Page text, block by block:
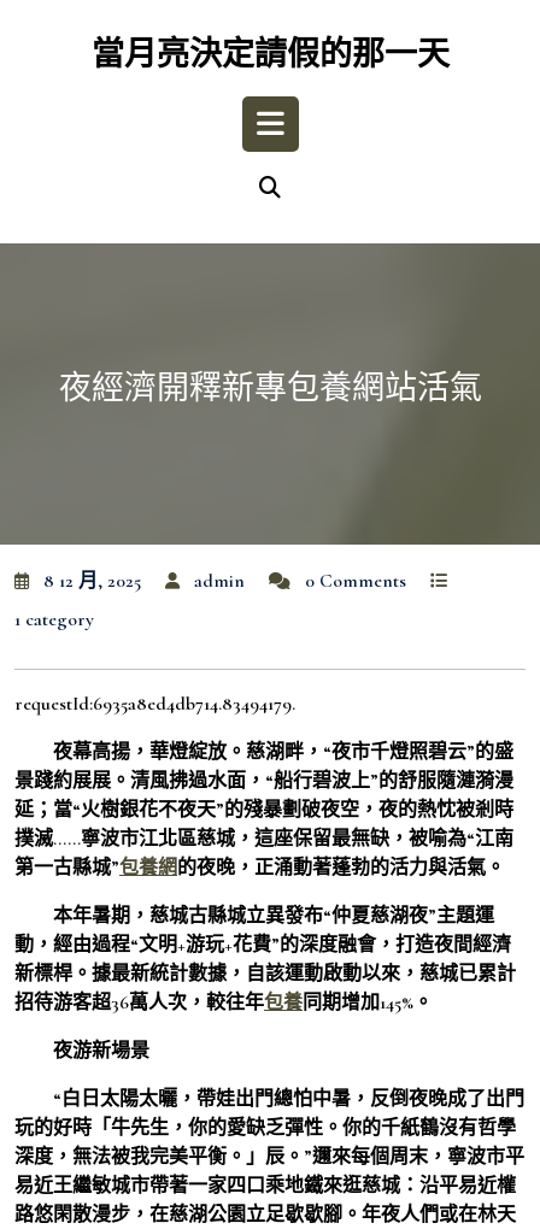
當月亮決定請假的那一天
Open
夜經濟開釋新專包養網站活氣
8 12 月, 2025 admin
0 Comments
1 category
requestId:6935a8ed4db714.83494179.
夜幕高揚，華燈綻放。慈湖畔，“夜市千燈照碧云”的盛
景踐約展展。清風拂過水面，“船行碧波上”的舒服隨漣漪漫
延；當“火樹銀花不夜天”的殘暴劃破夜空，夜的熱忱被剎時
撲滅……寧波市江北區慈城，這座保留最無缺，被喻為“江南
第一古縣城”包養網的夜晚，正涌動著蓬勃的活力與活氣。
本年暑期，慈城古縣城立異發布“仲夏慈湖夜”主題運
動，經由過程“文明+游玩+花費”的深度融會，打造夜間經濟
新標桿。據最新統計數據，自該運動啟動以來，慈城已累計
招待游客超36萬人次，較往年包養同期增加145%。
夜游新場景
“白日太陽太曬，帶娃出門總怕中暑，反倒夜晚成了出門
玩的好時「牛先生，你的愛缺乏彈性。你的千紙鶴沒有哲學
深度，無法被我完美平衡。」辰。”邇來每個周末，寧波市平
易近王繼敏城市帶著一家四口乘地鐵來逛慈城：沿平易近權
路悠閑散漫步，在慈湖公園立足歇歇腳。年夜人們或在林天